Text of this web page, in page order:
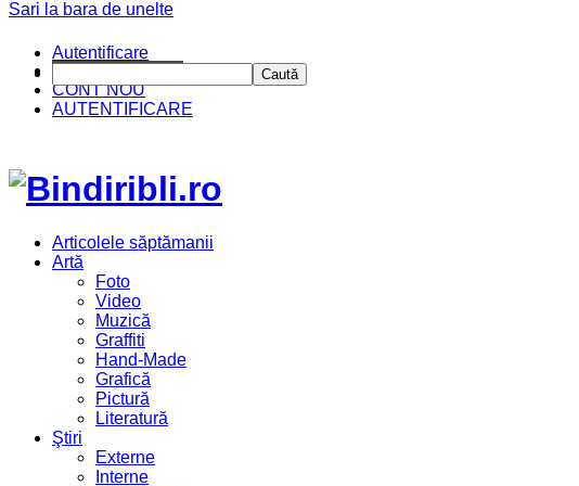
CINE SUNTEM?
CONT NOU
AUTENTIFICARE
Articolele săptămanii
Artă
Foto
Video
Muzică
Graffiti
Hand-Made
Grafică
Pictură
Literatură
Ştiri
Externe
Interne
Sari la bara de unelte
Autentificare
Caută